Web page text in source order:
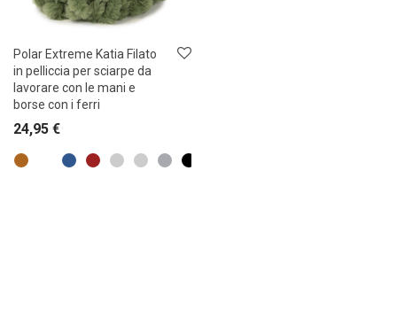
Polar Extreme Katia Filato
in pelliccia per sciarpe da
lavorare con le mani e
borse con i ferri
24,95 €